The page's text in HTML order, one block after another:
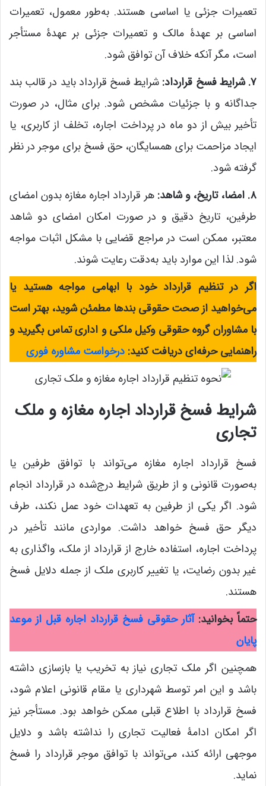
تعمیرات جزئی یا اساسی هستند. به‌طور معمول، تعمیرات
اساسی بر عهدۀ مالک و تعمیرات جزئی بر عهدۀ مستأجر
است، مگر آنکه خلاف آن توافق شود.
۷. شرایط فسخ قرارداد:
شرایط فسخ قرارداد باید در قالب بند
جداگانه و با جزئیات مشخص شود. برای مثال، در صورت
تأخیر بیش از دو ماه در پرداخت اجاره، تخلف از کاربری، یا
ایجاد مزاحمت برای همسایگان، حق فسخ برای موجر در نظر
گرفته شود.
۸. امضا، تاریخ، و شاهد:
هر قرارداد اجاره مغازه بدون امضای
طرفین، تاریخ دقیق و در صورت امکان امضای دو شاهد
معتبر، ممکن است در مراجع قضایی با مشکل اثبات مواجه
شود. لذا این موارد باید به‌دقت رعایت شوند.
اگر در تنظیم قرارداد خود با ابهامی مواجه هستید یا
می‌خواهید از صحت حقوقی بندها مطمئن شوید، بهتر است
با مشاوران گروه حقوقی وکیل ملکی و اداری تماس بگیرید و
راهنمایی حرفه‌ای دریافت کنید: درخواست مشاوره فوری
شرایط فسخ قرارداد اجاره مغازه و ملک
تجاری
فسخ قرارداد اجاره مغازه می‌تواند با توافق طرفین یا
به‌صورت قانونی و از طریق شرایط درج‌شده در قرارداد انجام
شود. اگر یکی از طرفین به تعهدات خود عمل نکند، طرف
دیگر حق فسخ خواهد داشت. مواردی مانند تأخیر در
پرداخت اجاره، استفاده خارج از قرارداد از ملک، واگذاری به
غیر بدون رضایت، یا تغییر کاربری ملک از جمله دلایل فسخ
هستند.
حتماً بخوانید:آثار حقوقی فسخ قرارداد اجاره قبل از موعد
پایان
همچنین اگر ملک تجاری نیاز به تخریب یا بازسازی داشته
باشد و این امر توسط شهرداری یا مقام قانونی اعلام شود،
فسخ قرارداد با اطلاع قبلی ممکن خواهد بود. مستأجر نیز
اگر امکان ادامۀ فعالیت تجاری را نداشته باشد و دلایل
موجهی ارائه کند، می‌تواند با توافق موجر قرارداد را فسخ
نماید.